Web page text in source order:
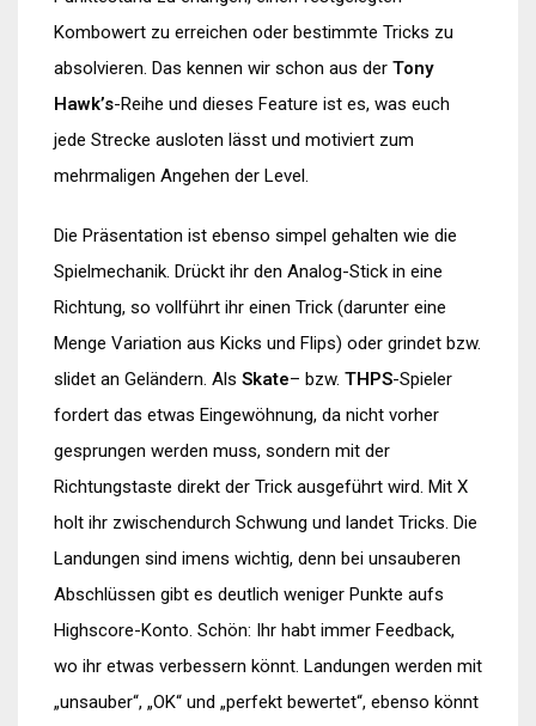
Kombowert zu erreichen oder bestimmte Tricks zu
absolvieren. Das kennen wir schon aus der Tony
Hawk’s-Reihe und dieses Feature ist es, was euch
jede Strecke ausloten lässt und motiviert zum
mehrmaligen Angehen der Level.
Die Präsentation ist ebenso simpel gehalten wie die
Spielmechanik. Drückt ihr den Analog-Stick in eine
Richtung, so vollführt ihr einen Trick (darunter eine
Menge Variation aus Kicks und Flips) oder grindet bzw.
slidet an Geländern. Als Skate– bzw. THPS-Spieler
fordert das etwas Eingewöhnung, da nicht vorher
gesprungen werden muss, sondern mit der
Richtungstaste direkt der Trick ausgeführt wird. Mit X
holt ihr zwischendurch Schwung und landet Tricks. Die
Landungen sind imens wichtig, denn bei unsauberen
Abschlüssen gibt es deutlich weniger Punkte aufs
Highscore-Konto. Schön: Ihr habt immer Feedback,
wo ihr etwas verbessern könnt. Landungen werden mit
„unsauber“, „OK“ und „perfekt bewertet“, ebenso könnt